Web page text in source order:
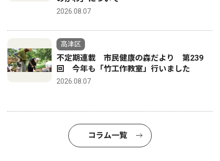
2026.08.07
高津区
不定期連載 市民健康の森だより 第239
回 今年も「竹工作教室」行いました
2026.08.07
コラム一覧